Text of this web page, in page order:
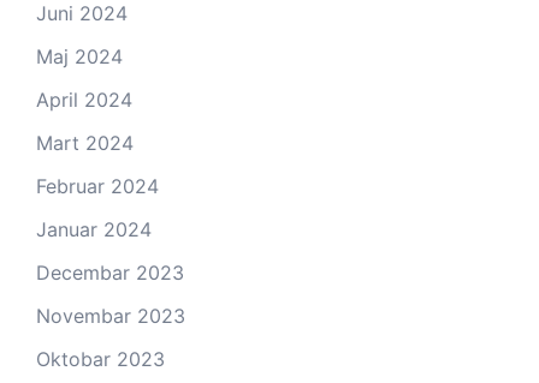
Juni 2024
Maj 2024
April 2024
Mart 2024
Februar 2024
Januar 2024
Decembar 2023
Novembar 2023
Oktobar 2023